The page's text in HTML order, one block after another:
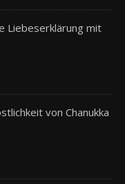
Liebeserklärung mit
von Chanukka